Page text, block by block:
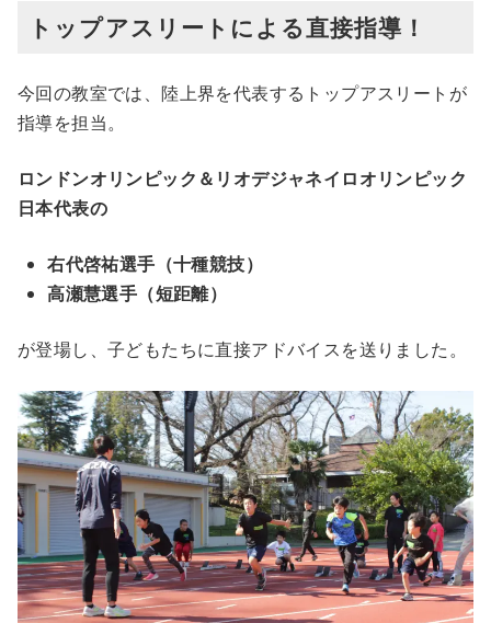
トップアスリートによる直接指導！
今回の教室では、陸上界を代表するトップアスリートが
指導を担当。
ロンドンオリンピック＆リオデジャネイロオリンピック
日本代表の
右代啓祐選手（十種競技）
高瀬慧選手（短距離）
が登場し、子どもたちに直接アドバイスを送りました。